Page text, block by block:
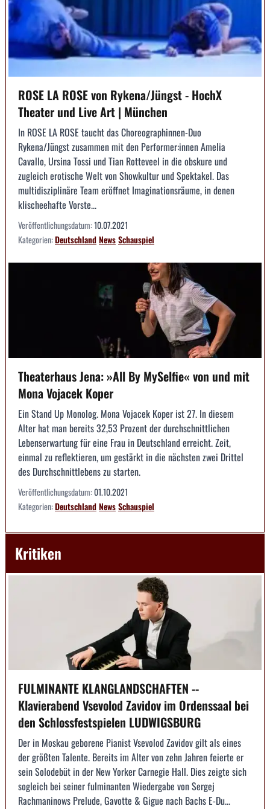
ROSE LA ROSE von Rykena/Jüngst - HochX
Theater und Live Art | München
In ROSE LA ROSE taucht das Choreographinnen-Duo
Rykena/Jüngst zusammen mit den Performer:innen Amelia
Cavallo, Ursina Tossi und Tian Rotteveel in die obskure und
zugleich erotische Welt von Showkultur und Spektakel. Das
multidisziplinäre Team eröffnet Imaginationsräume, in denen
klischeehafte Vorste...
Veröffentlichungsdatum:10.07.2021
Kategorien:DeutschlandNewsSchauspiel
Theaterhaus Jena: »All By MySelfie« von und mit
Mona Vojacek Koper
Ein Stand Up Monolog. Mona Vojacek Koper ist 27. In diesem
Alter hat man bereits 32,53 Prozent der durchschnittlichen
Lebenserwartung für eine Frau in Deutschland erreicht. Zeit,
einmal zu reflektieren, um gestärkt in die nächsten zwei Drittel
des Durchschnittlebens zu starten.
Veröffentlichungsdatum:01.10.2021
Kategorien:DeutschlandNewsSchauspiel
Kritiken
FULMINANTE KLANGLANDSCHAFTEN --
Klavierabend Vsevolod Zavidov im Ordenssaal bei
den Schlossfestspielen LUDWIGSBURG
Der in Moskau geborene Pianist Vsevolod Zavidov gilt als eines
der größten Talente. Bereits im Alter von zehn Jahren feierte er
sein Solodebüt in der New Yorker Carnegie Hall. Dies zeigte sich
sogleich bei seiner fulminanten Wiedergabe von Sergej
Rachmaninows Prelude, Gavotte & Gigue nach Bachs E-Du...